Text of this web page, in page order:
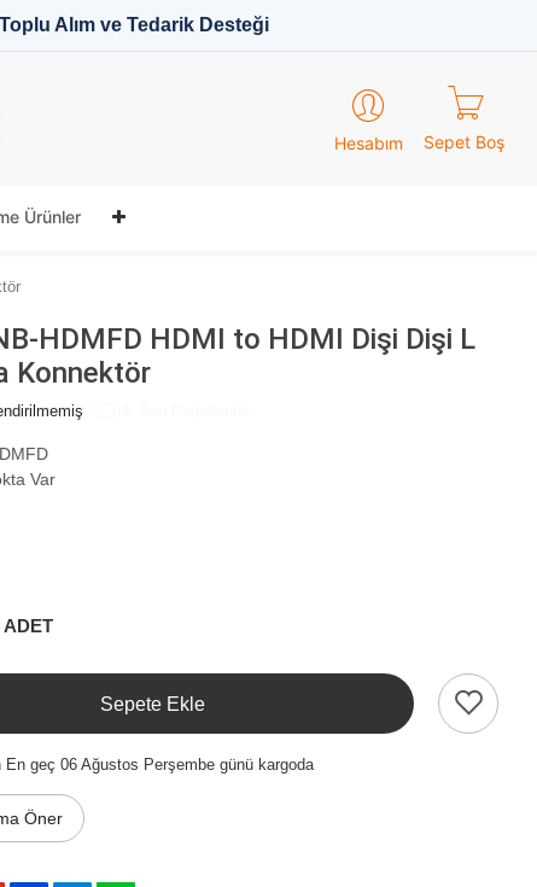
Toplu Alım ve Tedarik Desteği
Hesabım Sepet Boş
Ürünler
HDMFD HDMI to HDMI Dişi Dişi L
Konnektör
Var
ADET
Sepete Ekle
En geç 06 Ağustos Perşembe günü kargoda
Öner